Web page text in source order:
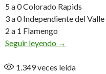
5 a 0 Colorado Rapids
3 a 0 Independiente del Valle
2 a 1 Flamengo
Seguir leyendo Campeón y
→
1.349veces leída